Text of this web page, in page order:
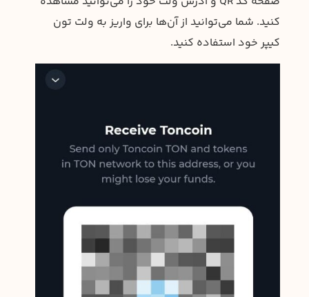
کنید. شما می‌توانید از آن‌ها برای واریز به ولت تون
کیپر خود استفاده کنید.